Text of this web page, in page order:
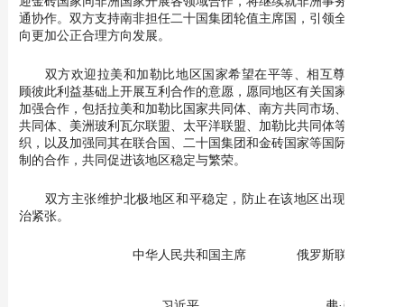
通协作。双方支持南非担任二十国集团轮值主席国，引领全球治理
向更加公正合理方向发展。
双方欢迎拉美和加勒比地区国家希望在平等、相互尊重、兼
顾彼此利益基础上开展互利合作的意愿，愿同地区有关国家和机制
加强合作，包括拉美和加勒比国家共同体、南方共同市场、安第斯
共同体、美洲玻利瓦尔联盟、太平洋联盟、加勒比共同体等地区组
织，以及加强同其在联合国、二十国集团和金砖国家等国际多边机
制的合作，共同促进该地区稳定与繁荣。
双方主张维护北极地区和平稳定，防止在该地区出现军事政
治紧张。
中华人民共和国主席 俄罗斯联邦总统